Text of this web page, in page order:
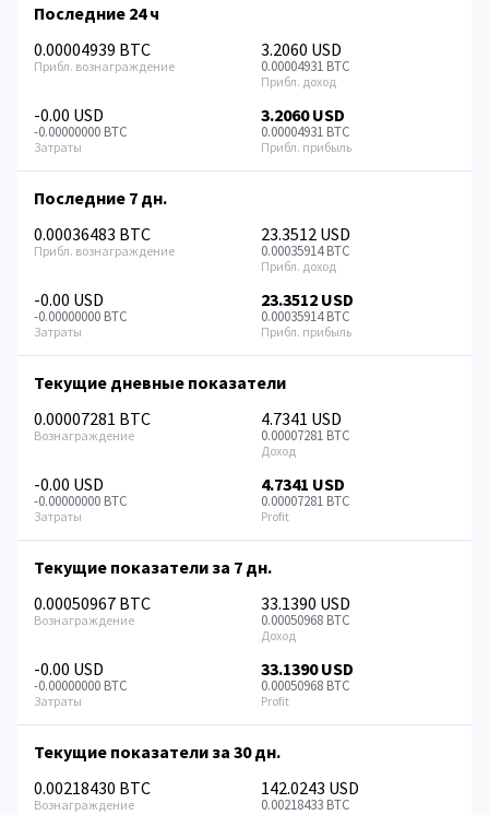
Последние 24 ч
0.00004939 BTC
3.2060 USD
0.00004931 BTC
-0.00 USD
-0.00000000 BTC
3.2060 USD
0.00004931 BTC
Последние 7 дн.
0.00036483 BTC
23.3512 USD
0.00035914 BTC
-0.00 USD
-0.00000000 BTC
23.3512 USD
0.00035914 BTC
Текущие дневные показатели
0.00007281 BTC
4.7341 USD
0.00007281 BTC
-0.00 USD
-0.00000000 BTC
4.7341 USD
0.00007281 BTC
Текущие показатели за 7 дн.
0.00050967 BTC
33.1390 USD
0.00050968 BTC
-0.00 USD
-0.00000000 BTC
33.1390 USD
0.00050968 BTC
Текущие показатели за 30 дн.
0.00218430 BTC
142.0243 USD
0.00218433 BTC